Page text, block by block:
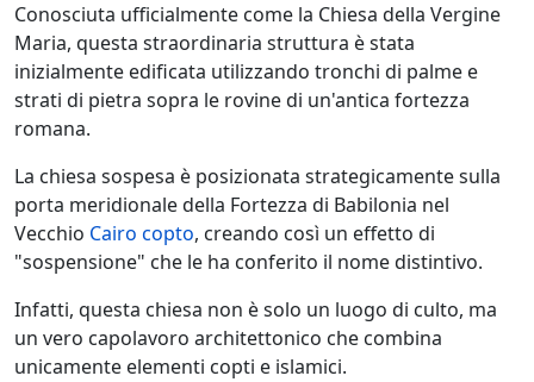
Conosciuta ufficialmente come la Chiesa della Vergine
Maria, questa straordinaria struttura è stata
inizialmente edificata utilizzando tronchi di palme e
strati di pietra sopra le rovine di un'antica fortezza
romana.
La chiesa sospesa è posizionata strategicamente sulla
porta meridionale della Fortezza di Babilonia nel
Vecchio Cairo copto, creando così un effetto di
"sospensione" che le ha conferito il nome distintivo.
Infatti, questa chiesa non è solo un luogo di culto, ma
un vero capolavoro architettonico che combina
unicamente elementi copti e islamici.